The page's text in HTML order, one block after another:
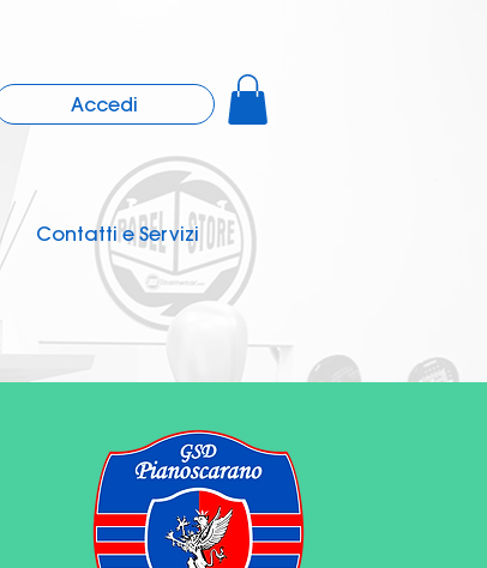
Accedi
Contatti e Servizi